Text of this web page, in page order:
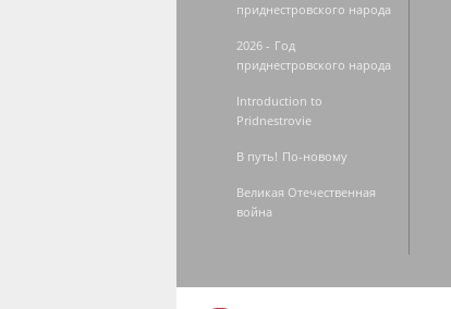
приднестровского народа
2026 - Год
приднестровского народа
Introduction to
Pridnestrovie
В путь! По-новому
Великая Отечественная
война